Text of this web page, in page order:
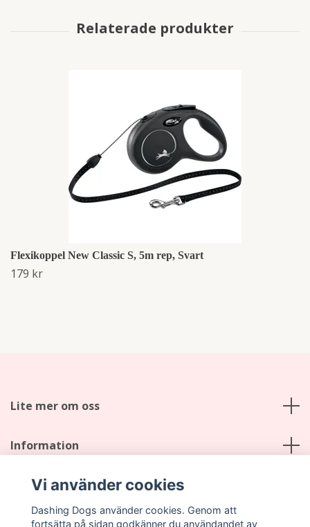
Flexikoppel New Classic S, 5m rep, Svart
179 kr
Lite mer om oss
Information
Sociala medier
Vi använder cookies
Dashing Dogs använder cookies. Genom att
fortsätta på sidan godkänner du användandet av